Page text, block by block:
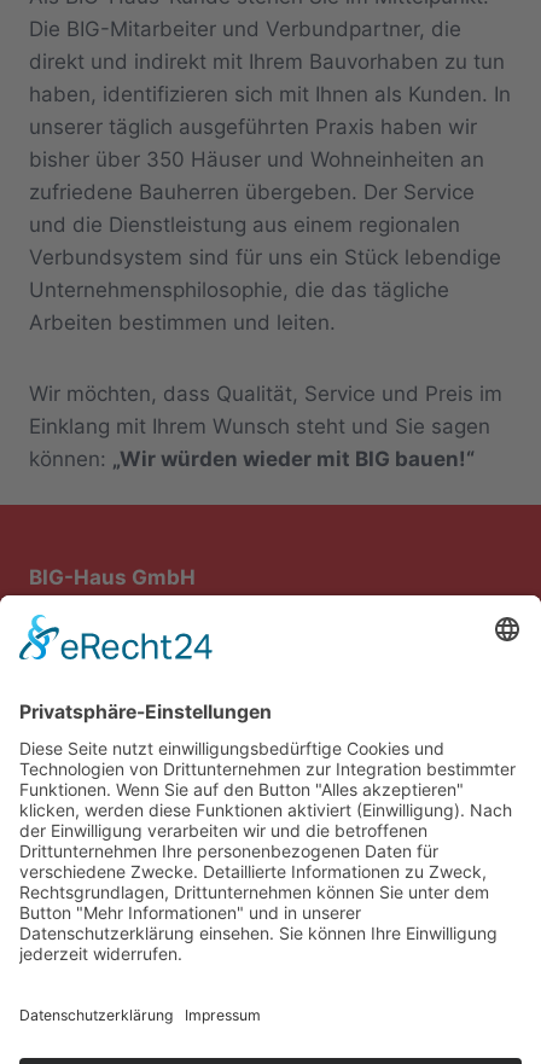
Die BIG-Mitarbeiter und Verbundpartner, die
direkt und indirekt mit Ihrem Bauvorhaben zu tun
haben, identifizieren sich mit Ihnen als Kunden. In
unserer täglich ausgeführten Praxis haben wir
bisher über 350 Häuser und Wohneinheiten an
zufriedene Bauherren übergeben. Der Service
und die Dienstleistung aus einem regionalen
Verbundsystem sind für uns ein Stück lebendige
Unternehmensphilosophie, die das tägliche
Arbeiten bestimmen und leiten.
Wir möchten, dass Qualität, Service und Preis im
Einklang mit Ihrem Wunsch steht und Sie sagen
können: „Wir würden wieder mit BIG bauen!“
BIG-Haus GmbH
Bau- und Immobiliengesellschaft mbH
Steiniger Weg 1
Rufen Sie uns einfach unter
0 62 53 – 8 53 57 an!
E-Mail:
info@big-weschnitztal.com